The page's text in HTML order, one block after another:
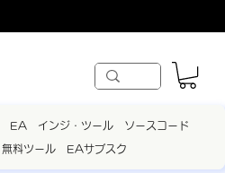
EA インジ・ツール ソースコード
無料ツール EAサブスク